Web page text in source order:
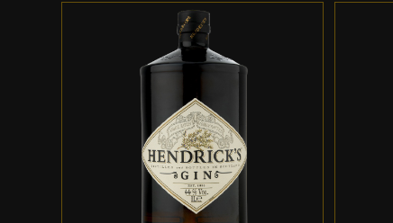
ADD TO CART / DETALLES